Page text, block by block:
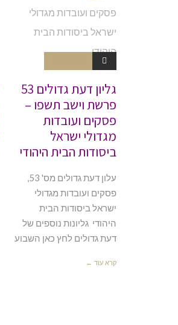
גליון דעת גדולים 53
פרשת וישב תשפו –
פסקים ועובדות
מגדולי ישראל
ביסודות הבית היהודי
פסקים ועובדות מגדולי
ישראל ביסודות הבית
היהודי גליונות נוספים של
דעת גדולים לחץ כאן השבוע
קרא עוד ←